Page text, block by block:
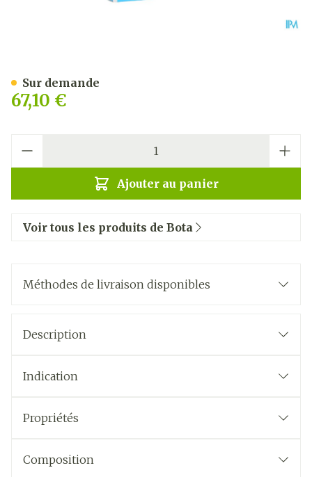
67,10 €
Ajouter au panier
Sur demande
Voir tous les produits de Bota
Méthodes de livraison disponibles
Description
Indication
Propriétés
Composition